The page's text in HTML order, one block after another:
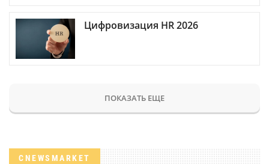
Цифровизация HR 2026
ПОКАЗАТЬ ЕЩЕ
CNEWSMARKET